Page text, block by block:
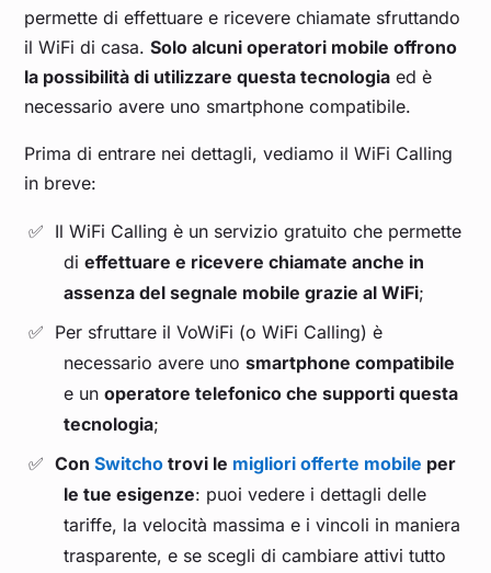
permette di effettuare e ricevere chiamate sfruttando
il WiFi di casa.Solo alcuni operatori mobile offrono
la possibilità di utilizzare questa tecnologia ed è
necessario avere uno smartphone compatibile.
Prima di entrare nei dettagli, vediamo il WiFi Calling
in breve:
Il WiFi Calling è un servizio gratuito che permette
dieffettuare e ricevere chiamate anche in
assenza del segnale mobile grazie al WiFi;
Per sfruttare il VoWiFi (o WiFi Calling) è
necessario avere unosmartphone compatibile
e unoperatore telefonico che supporti questa
tecnologia;
Con Switcho trovi le migliori offerte mobile per
le tue esigenze: puoi vedere i dettagli delle
tariffe, la velocità massima e i vincoli in maniera
trasparente, e se scegli di cambiare attivi tutto